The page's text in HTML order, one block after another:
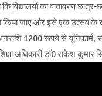
है कि विद्यालयों का वातावरण
किया जाए और इसे एक उत्सव
धनराशि 1200 रूपये से
अधिकारी डॉ0 राकेश कुमार